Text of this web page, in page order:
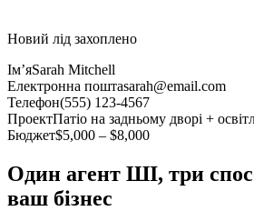
Новий лід захоплено
Ім’яSarah Mitchell
Електронна поштаsarah@email.com
Телефон(555) 123-4567
ПроектПатіо на задньому дворі +
Бюджет$5,000 – $8,000
Один агент ШІ, три
ваш бізнес